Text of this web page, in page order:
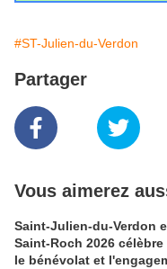
#ST-Julien-du-Verdon
Partager
Vous aimerez
Saint-Julien-du-Verdon
Saint-Roch 2026 célèbre
le bénévolat et